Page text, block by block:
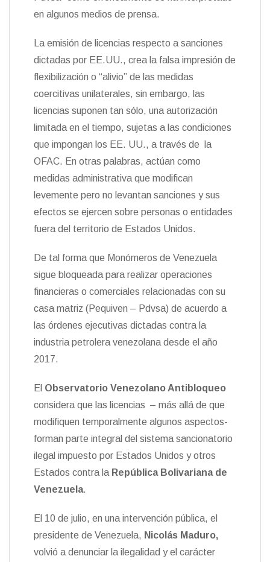
en algunos medios de prensa.
La emisión de licencias respecto a sanciones
dictadas por EE.UU., crea la falsa impresión de
flexibilización o “alivio” de las medidas
coercitivas unilaterales, sin embargo, las
licencias suponen tan sólo, una autorización
limitada en el tiempo, sujetas a las condiciones
que impongan los EE. UU., a través de la
OFAC. En otras palabras, actúan como
medidas administrativa que modifican
levemente pero no levantan sanciones y sus
efectos se ejercen sobre personas o entidades
fuera del territorio de Estados Unidos.
De tal forma que Monómeros de Venezuela
sigue bloqueada para realizar operaciones
financieras o comerciales relacionadas con su
casa matriz (Pequiven – Pdvsa) de acuerdo a
las órdenes ejecutivas dictadas contra la
industria petrolera venezolana desde el año
2017.
El Observatorio Venezolano Antibloqueo
considera que las licencias – más allá de que
modifiquen temporalmente algunos aspectos-
forman parte integral del sistema sancionatorio
ilegal impuesto por Estados Unidos y otros
Estados contra la República Bolivariana de
Venezuela.
El 10 de julio, en una intervención pública, el
presidente de Venezuela, Nicolás Maduro,
volvió a denunciar la ilegalidad y el carácter